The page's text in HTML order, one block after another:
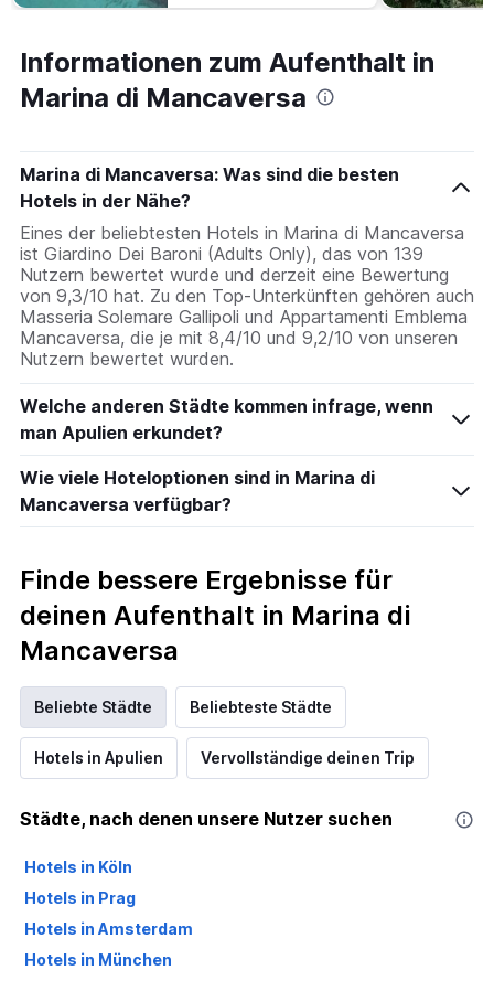
Informationen zum Aufenthalt in
Marina di Mancaversa
Marina di Mancaversa: Was sind die besten
Hotels in der Nähe?
Eines der beliebtesten Hotels in Marina di Mancaversa
ist Giardino Dei Baroni (Adults Only), das von 139
Nutzern bewertet wurde und derzeit eine Bewertung
von 9,3/10 hat. Zu den Top-Unterkünften gehören auch
Masseria Solemare Gallipoli und Appartamenti Emblema
Mancaversa, die je mit 8,4/10 und 9,2/10 von unseren
Nutzern bewertet wurden.
Welche anderen Städte kommen infrage, wenn
man Apulien erkundet?
Wie viele Hoteloptionen sind in Marina di
Mancaversa verfügbar?
Finde bessere Ergebnisse für
deinen Aufenthalt in Marina di
Mancaversa
Beliebte Städte Beliebteste Städte
Hotels in Apulien Vervollständige deinen Trip
Städte, nach denen unsere Nutzer suchen
Hotels in Köln
Hotels in Prag
Hotels in Amsterdam
Hotels in München